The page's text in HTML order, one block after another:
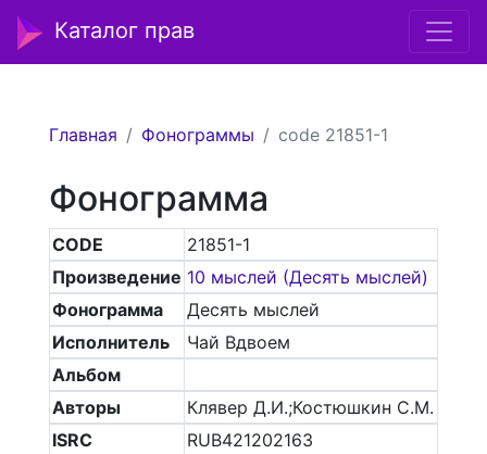
Каталог прав
Главная Фонограммы code 21851-1
Фонограмма
CODE
21851-1
Произведение 10 мыслей (Десять мыслей)
Фонограмма
Десять мыслей
Исполнитель
Чай Вдвоем
Альбом
Авторы
Клявер Д.И.;Костюшкин С.М.
ISRC
RUB421202163